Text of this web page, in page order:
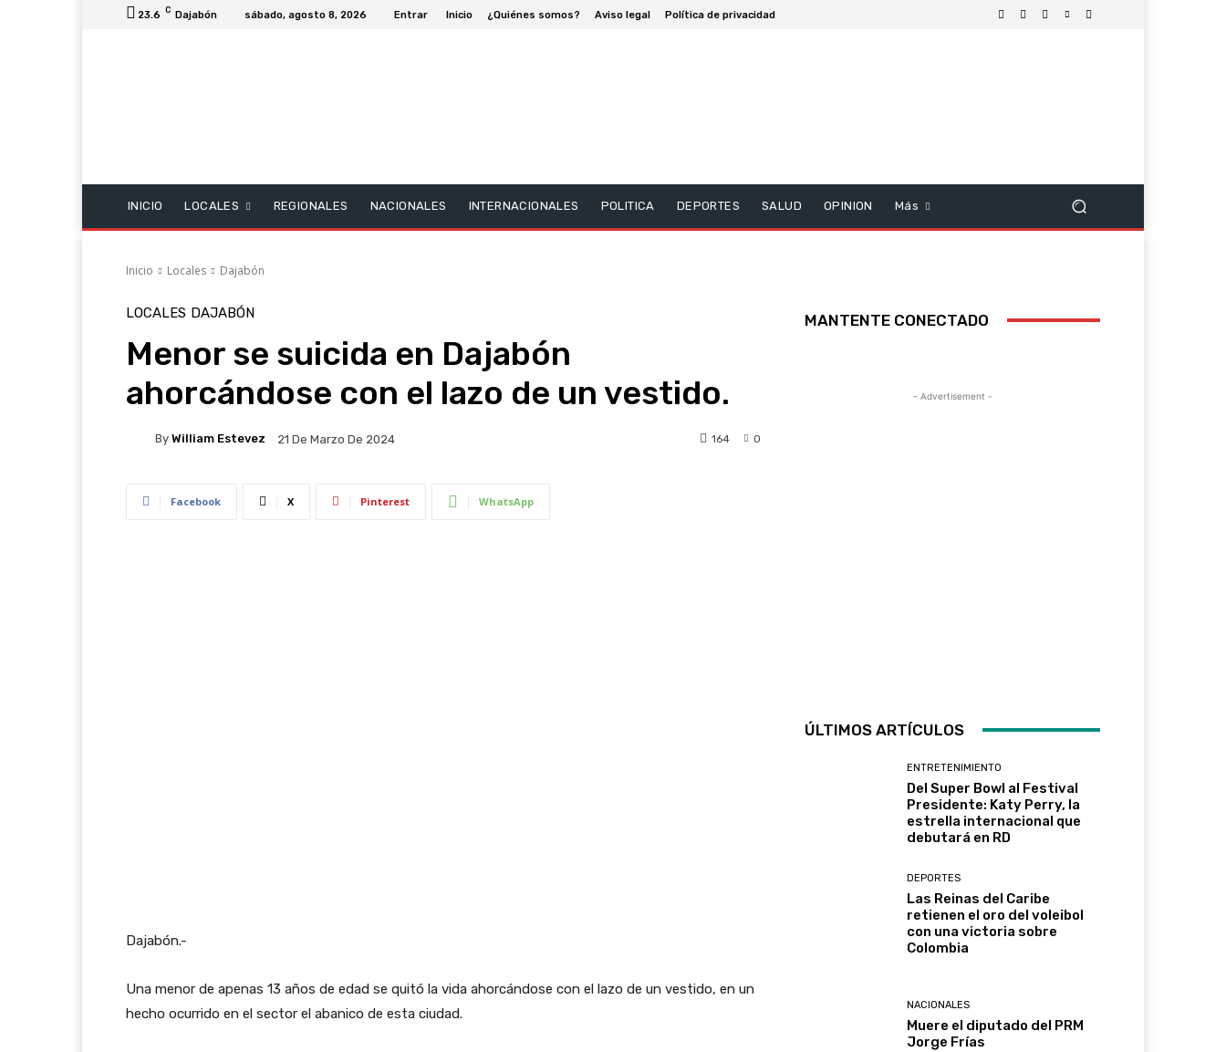
23.6 C Dajabón sábado, agosto 8, 2026 Entrar Inicio ¿Quiénes somos? Aviso legal Política de privacidad
INICIO LOCALES REGIONALES NACIONALES INTERNACIONALES POLITICA DEPORTES SALUD OPINION Más
Inicio Locales Dajabón
LOCALES DAJABÓN
Menor se suicida en Dajabón
ahorcándose con el lazo de un vestido.
By William Estevez 21 De Marzo De 2024 0
164
Facebook X Pinterest WhatsApp
Dajabón.-
Una menor de apenas 13 años de edad se quitó la vida ahorcándose con el lazo de un vestido, en un
hecho ocurrido en el sector el abanico de esta ciudad.
MANTENTE CONECTADO
- Advertisement -
ÚLTIMOS ARTÍCULOS
ENTRETENIMIENTO
Del Super Bowl al Festival
Presidente: Katy Perry, la
estrella internacional que
debutará en RD
DEPORTES
Las Reinas del Caribe
retienen el oro del voleibol
con una victoria sobre
Colombia
NACIONALES
Muere el diputado del PRM
Jorge Frías